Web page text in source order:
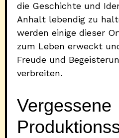
die Geschichte und
Anhalt lebendig zu
werden einige dieser
zum Leben erweckt
Freude und
verbreiten.
Vergessene